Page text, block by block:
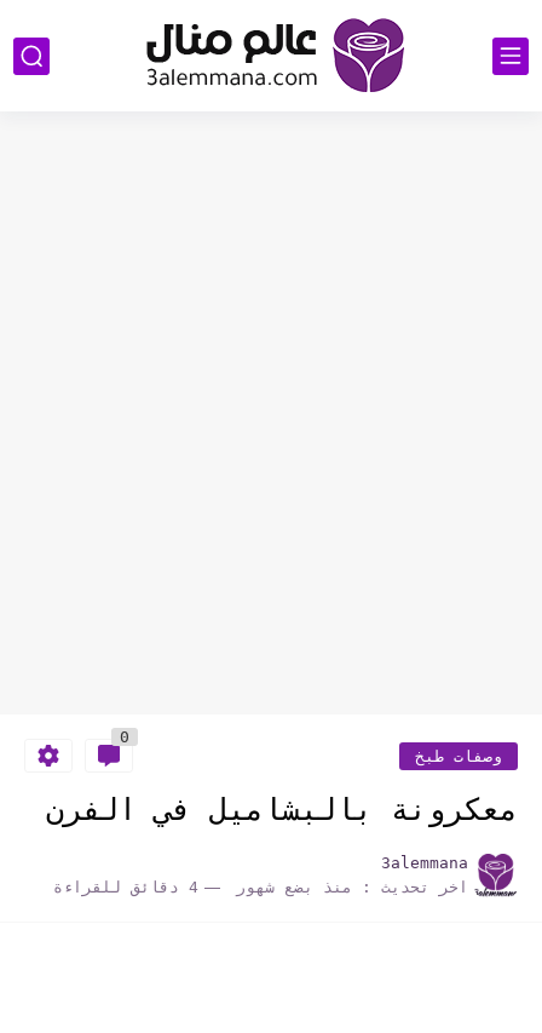
وصفات طبخ
0
معكرونة بالبشاميل في الفرن
3alemmana
اخر تحديث :
منذ بضع شهور 4 دقائق للقراءة